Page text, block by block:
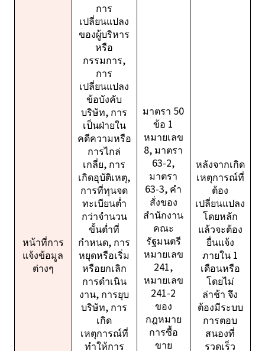
หน้าที่การ
แจ้งข้อมูล
ต่างๆ
การ
เปลี่ยนแปลง
ของผู้บริหาร
หรือ
กรรมการ,
การ
เปลี่ยนแปลง
ข้อบังคับ
บริษัท, การ
เป็นฝ่ายใน
คดีความหรือ
การไกล่
เกลี่ย, การ
เกิดอุบัติเหตุ,
การที่ทุนจด
ทะเบียนต่ำ
กว่าจำนวน
ขั้นต่ำที่
กำหนด, การ
หยุดหรือเริ่ม
หรือยกเลิก
การดำเนิน
งาน, การยุบ
บริษัท, การ
เกิด
เหตุการณ์ที่
ทำให้การ
มาตรา 50
ข้อ 1
หมายเลข
8, มาตรา
63-2,
มาตรา
63-3, คำ
สั่งของ
สำนักงาน
คณะ
รัฐมนตรี
หมายเลข
241,
หมายเลข
241-2
ของ
กฎหมาย
การซื้อ
ขาย
หลังจากเกิด
เหตุการณ์ที่
ต้อง
เปลี่ยนแปลง
โดยหลัก
แล้วจะต้อง
ยื่นแจ้ง
ภายใน 1
เดือนหรือ
โดยไม่
ล่าช้า จึง
ต้องมีระบบ
การตอบ
สนองที่
รวดเร็ว